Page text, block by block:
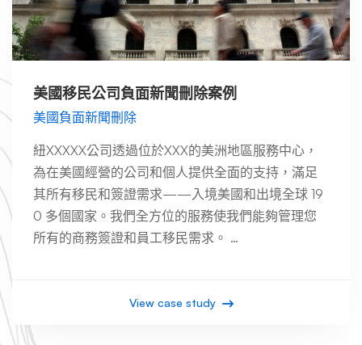
美國移民公司負面新聞刪除案例
美國負面新聞刪除
紐XXXXX公司透過位於XXX的美洲地區服務中心，
為在美國經營的公司和個人提供全面的支持，滿足
其所有移民和簽證需求——入境美國和出境全球 19
0 多個國家。我們全方位的服務使我們能夠管理您
所有的商務簽證和員工移民需求。 …
View case study